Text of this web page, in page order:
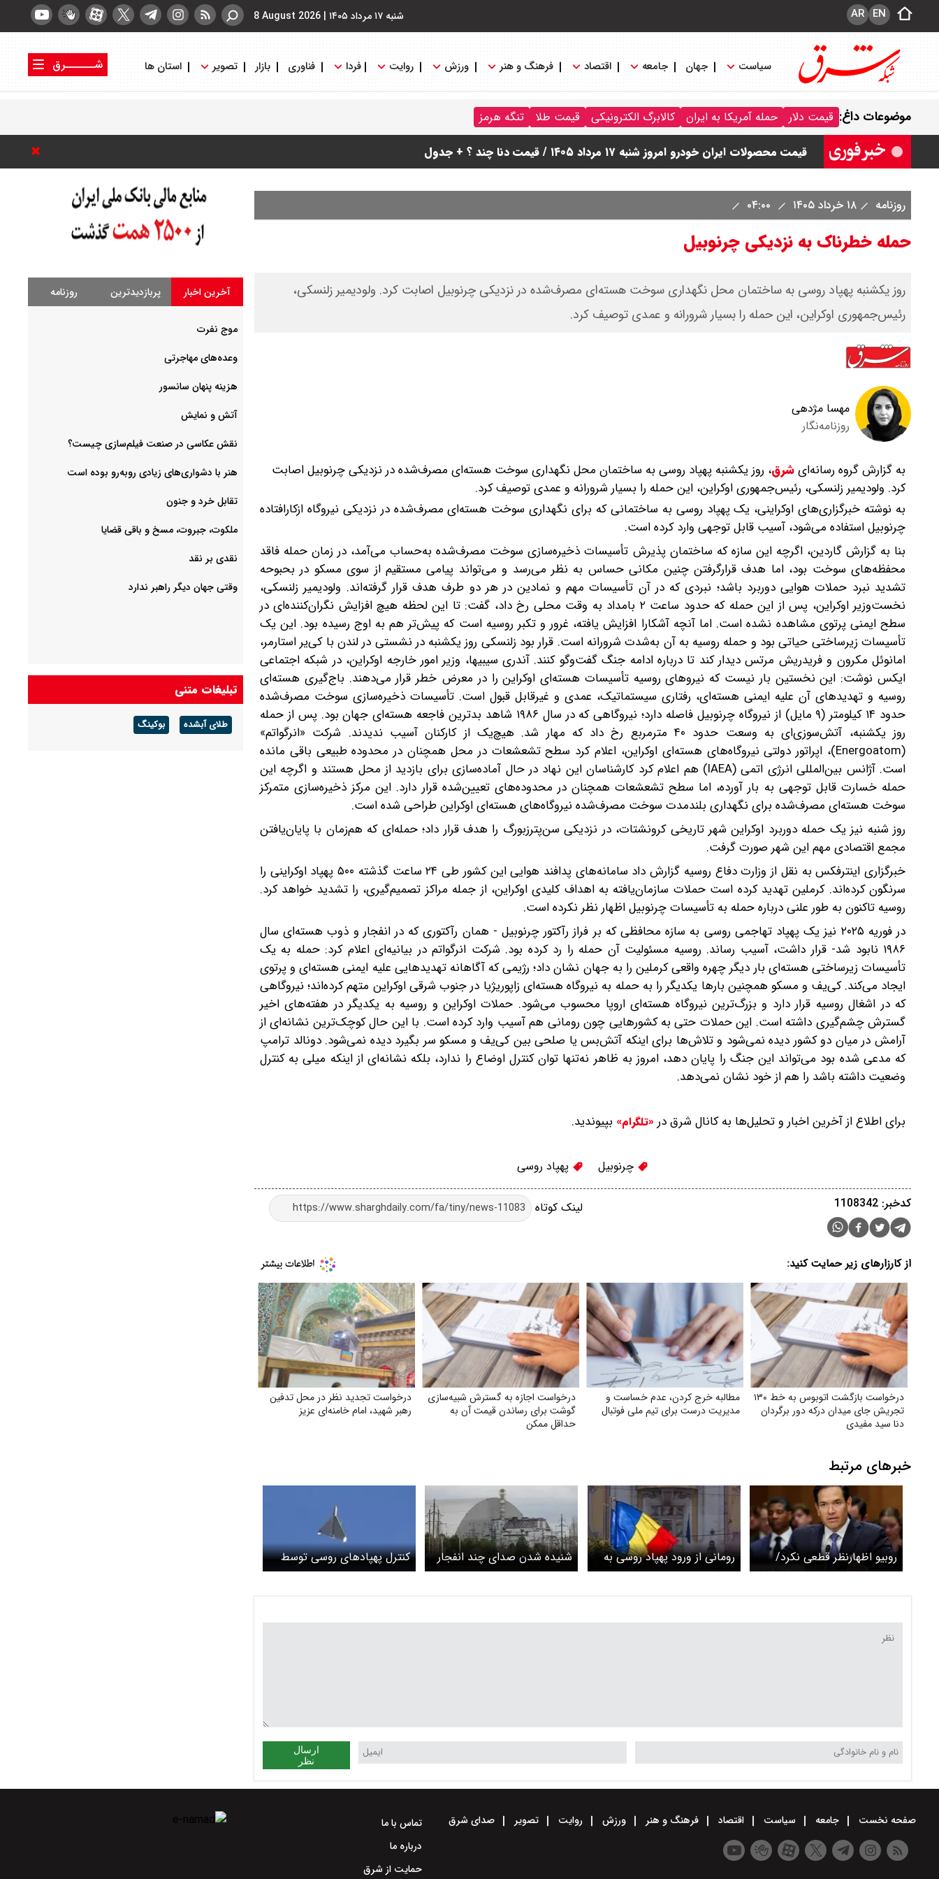
شنبه ۱۷ مرداد ۱۴۰۵ |
8 August 2026 EN
AR
سیاست جهان جامعه اقتصاد فرهنگ و هنر ورزش روایت فردا فناوری بازار تصویر استان ها
شــــــرق
موضوعات داغ: قیمت دلار حمله آمریکا به ایران کالابرگ الکترونیکی قیمت طلا تنگه هرمز
قیمت خودرو امروز شنبه ۱۷ مرداد ۱۴۰۵/ کاهش ۱۰۵ میلیون تومانی قیمت کوییک
قیمت محصولات سایپا امروز شنبه ۱۷ مرداد ۱۴۰۵ / قیمت اطلس چند؟ + جدول
قیمت محصولات ایران خودرو امروز شنبه ۱۷ مرداد ۱۴۰۵ / قیمت دنا چند ؟ + جدول
روزنامه
۱۸ خرداد ۱۴۰۵
حمله خطرناک به نزدیکی چرنوبیل
روز یکشنبه پهپاد روسی به ساختمان محل نگهداری سوخت هسته‌ای مصرف‌شده در نزدیکی چرنوبیل اصابت کرد. ولودیمیر زلنسکی،
رئیس‌جمهوری اوکراین، این حمله را بسیار شرورانه و عمدی توصیف کرد.
مهسا مژدهی
روزنامه‌نگار
به گزارش گروه رسانه‌ایشرق، روز یکشنبه پهپاد روسی به ساختمان محل نگهداری سوخت هسته‌ای مصرف‌شده در نزدیکی چرنوبیل اصابت
کرد. ولودیمیر زلنسکی، رئیس‌جمهوری اوکراین، این حمله را بسیار شرورانه و عمدی توصیف کرد.
به نوشته خبرگزاری‌های اوکراینی،‌ یک پهپاد روسی به ساختمانی که برای نگهداری سوخت هسته‌ای مصرف‌شده در نزدیکی نیروگاه ازکارافتاده
چرنوبیل استفاده می‌شود، آسیب قابل توجهی وارد کرده است.
بنا به گزارش گاردین،‌ اگرچه این سازه که ساختمان پذیرش تأسیسات ذخیره‌سازی سوخت مصرف‌شده به‌حساب می‌آمد، در زمان حمله فاقد
محفظه‌های سوخت بود، اما هدف قرار‌گرفتن چنین مکانی حساس به نظر می‌رسد و می‌تواند پیامی مستقیم از سوی مسکو در بحبوحه
تشدید نبرد حملات هوایی دوربرد باشد؛ نبردی که در آن تأسیسات مهم و نمادین در هر دو طرف هدف قرار گرفته‌اند. ولودیمیر زلنسکی،
نخست‌وزیر اوکراین، پس از این حمله که حدود ساعت ۲ بامداد به وقت محلی رخ داد، گفت: تا این لحظه هیچ افزایش نگران‌کننده‌ای در
سطح ایمنی پرتوی مشاهده نشده است. اما آنچه آشکارا افزایش یافته، غرور و تکبر روسیه است که پیش‌تر هم به اوج رسیده بود. این یک
تأسیسات زیرساختی حیاتی بود و حمله روسیه به آن به‌شدت شرورانه است. قرار بود زلنسکی روز یکشنبه در نشستی در لندن با کی‌یر استارمر،
امانوئل مکرون و فریدریش مرتس دیدار کند تا درباره ادامه جنگ گفت‌وگو کنند. آندری سیبیها، وزیر امور خارجه اوکراین، در شبکه اجتماعی
ایکس نوشت: این نخستین بار نیست که نیروهای روسیه تأسیسات هسته‌ای اوکراین را در معرض خطر قرار می‌دهند. باج‌گیری هسته‌ای
روسیه و تهدیدهای آن علیه ایمنی هسته‌ای، رفتاری سیستماتیک، عمدی و غیرقابل قبول است. تأسیسات ذخیره‌سازی سوخت مصرف‌شده
حدود ۱۴ کیلومتر (۹ مایل) از نیروگاه چرنوبیل فاصله دارد؛ نیروگاهی که در سال ۱۹۸۶ شاهد بدترین فاجعه هسته‌ای جهان بود. پس از حمله
روز یکشنبه، آتش‌سوزی‌ای به وسعت حدود ۴۰ مترمربع رخ داد که مهار شد. هیچ‌یک از کارکنان آسیب ندیدند. شرکت «انرگواتم»
(Energoatom)، اپراتور دولتی نیروگاه‌های هسته‌ای اوکراین، اعلام کرد سطح تشعشعات در محل همچنان در محدوده طبیعی باقی مانده
است. آژانس بین‌المللی انرژی اتمی (IAEA) هم اعلام کرد کارشناسان این نهاد در حال آماده‌سازی برای بازدید از محل هستند و اگرچه این
حمله خسارت قابل توجهی به بار آورده، اما سطح تشعشعات همچنان در محدوده‌های تعیین‌شده قرار دارد. این مرکز ذخیره‌سازی متمرکز
سوخت هسته‌ای مصرف‌شده برای نگهداری بلندمدت سوخت مصرف‌شده نیروگاه‌های هسته‌ای اوکراین طراحی شده است.
روز شنبه نیز یک حمله دوربرد اوکراین شهر تاریخی کرونشتات، در نزدیکی سن‌پترزبورگ را هدف قرار داد؛ حمله‌ای که هم‌زمان با پایان‌یافتن
مجمع اقتصادی مهم این شهر صورت گرفت.
خبرگزاری اینترفکس به نقل از وزارت دفاع روسیه گزارش داد سامانه‌های پدافند هوایی این کشور طی ۲۴ ساعت گذشته ۵۰۰ پهپاد اوکراینی را
سرنگون کرده‌اند. کرملین تهدید کرده است حملات سازمان‌یافته به اهداف کلیدی اوکراین، از جمله مراکز تصمیم‌گیری، را تشدید خواهد کرد.
روسیه تاکنون به طور علنی درباره حمله به تأسیسات چرنوبیل اظهار نظر نکرده است.
در فوریه ۲۰۲۵ نیز یک پهپاد تهاجمی روسی به سازه محافظی که بر فراز رآکتور چرنوبیل -‌ همان رآکتوری که در انفجار و ذوب هسته‌ای سال
۱۹۸۶ نابود شد- قرار داشت، آسیب رساند. روسیه مسئولیت آن حمله را رد کرده بود. شرکت انرگواتم در بیانیه‌ای اعلام کرد: حمله به یک
تأسیسات زیرساختی هسته‌ای بار دیگر چهره واقعی کرملین را به جهان نشان داد؛ رژیمی که آگاهانه تهدیدهایی علیه ایمنی هسته‌ای و پرتوی
ایجاد می‌کند. کی‌یف و مسکو همچنین بارها یکدیگر را به حمله به نیروگاه هسته‌ای زاپوریژیا در جنوب شرقی اوکراین متهم کرده‌اند؛ نیروگاهی
که در اشغال روسیه قرار دارد و بزرگ‌ترین نیروگاه هسته‌ای اروپا محسوب می‌شود. حملات اوکراین و روسیه به یکدیگر در هفته‌های اخیر
گسترش چشم‌گیری داشته است. این حملات حتی به کشورهایی چون رومانی هم آسیب وارد کرده است. با این حال کوچک‌ترین نشانه‌ای از
آرامش در میان دو کشور دیده نمی‌شود و تلاش‌ها برای اینکه آتش‌بس یا صلحی بین کی‌یف و مسکو سر بگیرد دیده نمی‌شود. دونالد ترامپ
که مدعی شده بود می‌تواند این جنگ را پایان دهد، امروز به ظاهر نه‌تنها توان کنترل اوضاع را ندارد، بلکه نشانه‌ای از اینکه میلی به کنترل
وضعیت داشته باشد را هم از خود نشان نمی‌دهد.
برای اطلاع از آخرین اخبار و تحلیل‌ها به کانال شرق در «تلگرام» بپیوندید.
چرنوبیل پهپاد روسی
لینک کوتاه کدخبر: 1108342
از کارزارهای زیر حمایت کنید:
درخواست بازگشت اتوبوس به خط ۱۳۰
تجریش جای میدان درکه دور برگردان
دنا سید مفیدی
مطالبه خرج کردن، عدم خساست و
مدیریت درست برای تیم ملی فوتبال
درخواست اجازه به گسترش شبیه‌سازی
گوشت برای رساندن قیمت آن به
حداقل ممکن
درخواست تجدید نظر در محل تدفین
رهبر شهید، امام خامنه‌ای عزیز
خبرهای مرتبط
روبیو اظهارنظر قطعی نکرد/
آمریکا از عمدی بودن ورود
رومانی از ورود پهپاد روسی به
حریم هوایی خود خبر داد
شنیده شدن صدای چند انفجار
در نیروگاه هسته ای چرنوبیل
کنترل پهپادهای روسی توسط
بات های تلگرامی
ارسال
نظر
آخرین اخبار پربازدیدترین روزنامه
موج نفرت
وعده‌های مهاجرتی
هزینه پنهان سانسور
آتش و نمایش
هنر با دشواری‌های زیادی روبه‌رو بوده است
تقابل خرد و جنون
ملکوت، جبروت، مسخ و باقی قضایا
نقدی بر نقد
وقتی جهان دیگر راهبر ندارد
تبلیغات متنی
طلای آبشده بوکینگ
صفحه نخست جامعه سیاست اقتصاد فرهنگ و هنر ورزش روایت تصویر صدای شرق
تماس با ما
درباره ما
حمایت از شرق